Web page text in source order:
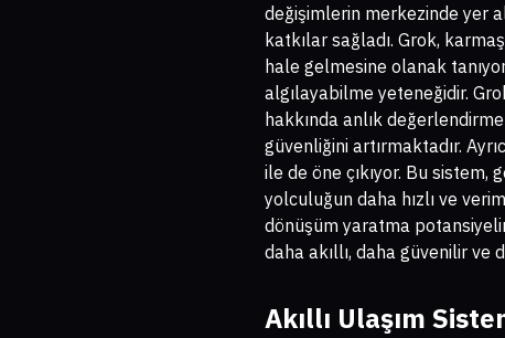
değişimlerin merkezinde yer
katkılar sağladı. Grok,
hale gelmesine olanak
algılayabilme yeteneğidir.
hakkında anlık
güvenliğini artırmaktadır.
ile de öne çıkıyor. Bu
yolculuğun daha hızlı ve
dönüşüm yaratma
daha akıllı, daha güvenilir ve
Akıllı Ulaşım